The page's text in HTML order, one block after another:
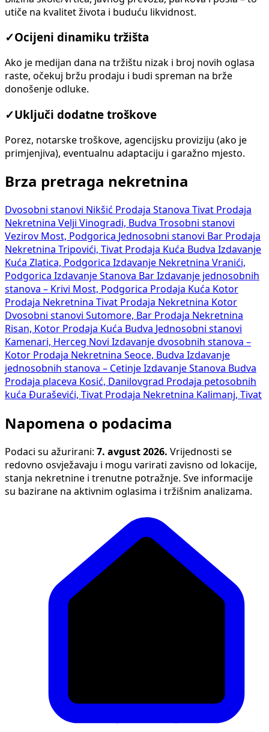
utiče na kvalitet života i buduću likvidnost.
✓Ocijeni dinamiku tržišta
Ako je medijan dana na tržištu nizak i broj novih oglasa
raste, očekuj bržu prodaju i budi spreman na brže
donošenje odluke.
✓Uključi dodatne troškove
Porez, notarske troškove, agencijsku proviziju (ako je
primjenjiva), eventualnu adaptaciju i garažno mjesto.
Brza pretraga nekretnina
Dvosobni stanovi Nikšić Prodaja Stanova Tivat Prodaja
Nekretnina Velji Vinogradi, Budva Trosobni stanovi
Vezirov Most, Podgorica Jednosobni stanovi Bar Prodaja
Nekretnina Tripovići, Tivat Prodaja Kuća Budva Izdavanje
Kuća Zlatica, Podgorica Izdavanje Nekretnina Vranići,
Podgorica Izdavanje Stanova Bar Izdavanje jednosobnih
stanova – Krivi Most, Podgorica Prodaja Kuća Kotor
Prodaja Nekretnina Tivat Prodaja Nekretnina Kotor
Dvosobni stanovi Sutomore, Bar Prodaja Nekretnina
Risan, Kotor Prodaja Kuća Budva Jednosobni stanovi
Kamenari, Herceg Novi Izdavanje dvosobnih stanova –
Kotor Prodaja Nekretnina Seoce, Budva Izdavanje
jednosobnih stanova – Cetinje Izdavanje Stanova Budva
Prodaja placeva Kosić, Danilovgrad Prodaja petosobnih
kuća Đuraševići, Tivat Prodaja Nekretnina Kalimanj, Tivat
Napomena o podacima
Podaci su ažurirani: 7. avgust 2026. Vrijednosti se
redovno osvježavaju i mogu varirati zavisno od lokacije,
stanja nekretnine i trenutne potražnje. Sve informacije
su bazirane na aktivnim oglasima i tržišnim analizama.